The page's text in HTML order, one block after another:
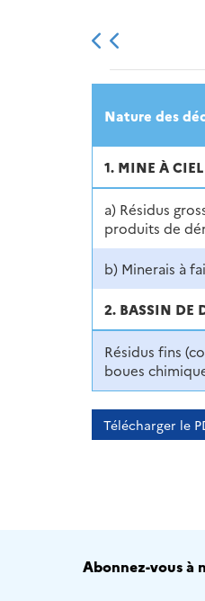
2013
Nature des
1. MINE À
a) Résidus
produits de
b) Minerais à
2. BASSIN DE
Résidus fins
boues
Télécharger le
Abonnez-vous à